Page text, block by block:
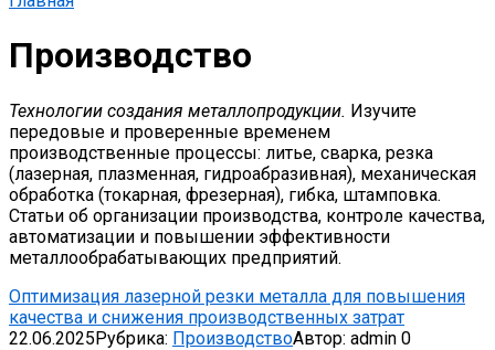
Производство
Технологии создания металлопродукции. Изучите
передовые и проверенные временем
производственные процессы: литье, сварка, резка
(лазерная, плазменная, гидроабразивная), механическая
обработка (токарная, фрезерная), гибка, штамповка.
Статьи об организации производства, контроле качества,
автоматизации и повышении эффективности
металлообрабатывающих предприятий.
Оптимизация лазерной резки металла для повышения
качества и снижения производственных затрат
22.06.2025Рубрика: ПроизводствоАвтор: admin 0